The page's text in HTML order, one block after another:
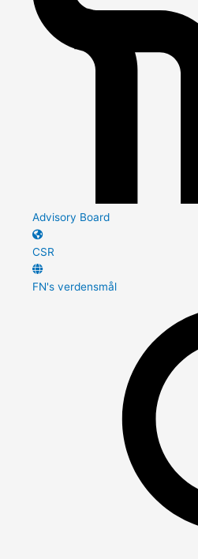
Advisory Board
CSR
FN's verdensmål